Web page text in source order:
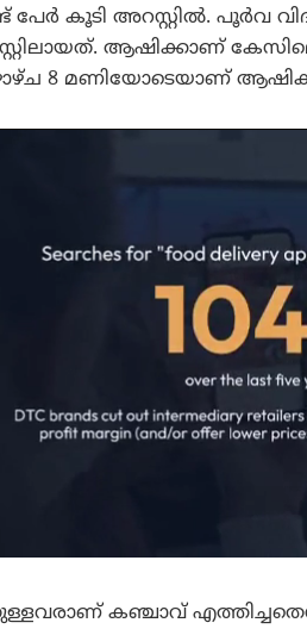
പേർ കൂടി അറസ്റ്റിൽ. പൂർവ
ആഷിക്കാണ്
8 മണിയോടെയാണ്
കഞ്ചാവ്